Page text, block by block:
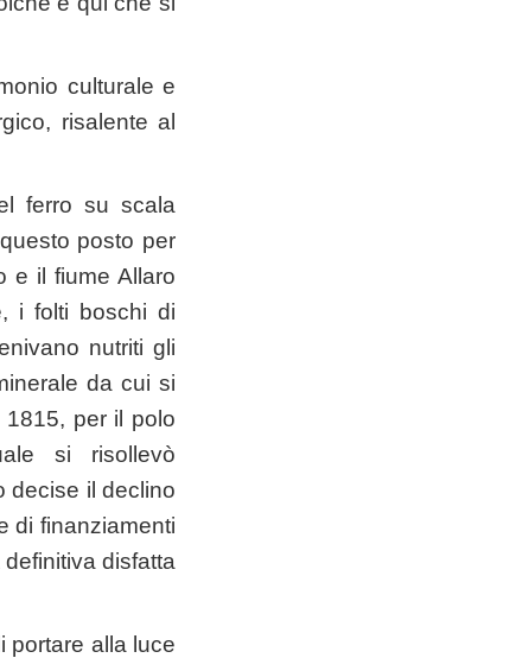
culturale e
risalente al
ferro su scala
posto per
e il fiume Allaro
i folti boschi di
nutriti gli
da cui si
per il polo
si risollevò
decise il declino
di finanziamenti
disfatta
portare alla luce